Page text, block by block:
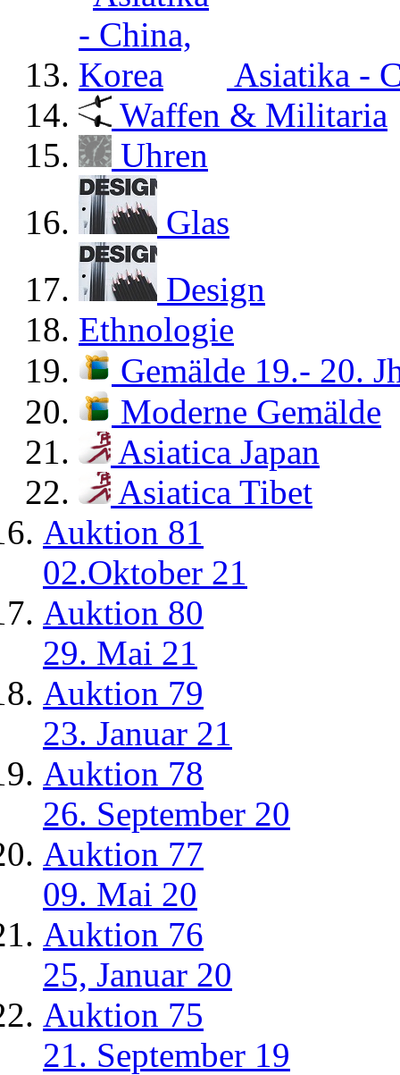
Asiatika -
Waffen & Militaria
Uhren
Glas
Design
Ethnologie
Gemälde 19.- 20.
Moderne Gemälde
Asiatica Japan
Asiatica Tibet
Auktion 81
02.Oktober 21
Auktion 80
29. Mai 21
Auktion 79
23. Januar 21
Auktion 78
26. September 20
Auktion 77
09. Mai 20
Auktion 76
25, Januar 20
Auktion 75
21. September 19